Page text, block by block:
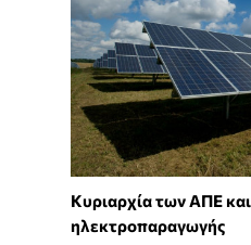
Κυριαρχία των ΑΠΕ
ηλεκτροπαραγωγής